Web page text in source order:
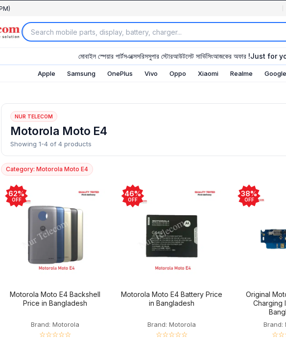
মোবাইল স্পেয়ার পার্টসএক্সেসরিসসুপার স্টোরআউটলেট সার্ভিসিংআজকের অফার !Just for
Apple Samsung OnePlus Vivo Oppo Xiaomi Realme
NUR TELECOM
Motorola Moto E4
Showing 1-4 of 4 products
Category: Motorola Moto E4
62%
OFF
Motorola Moto E4 Backshell
Price in Bangladesh
Brand: Motorola
☆☆☆☆☆
46%
OFF
Motorola Moto E4 Battery Price
in Bangladesh
Brand: Motorola
☆☆☆☆☆
38%
OFF
Original
Charging
Brand: